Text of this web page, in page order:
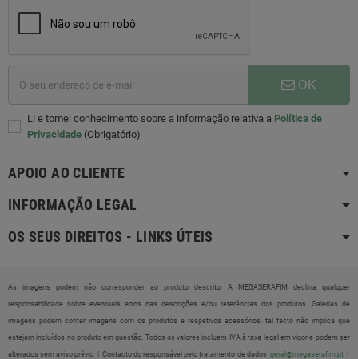
OK
Li e tomei conhecimento sobre a informação relativa a Política de
Privacidade (Obrigatório)
APOIO AO CLIENTE
INFORMAÇÃO LEGAL
OS SEUS DIREITOS - LINKS ÚTEIS
As imagens podem não corresponder ao produto descrito. A MEGASERAFIM declina qualquer
responsabilidade sobre eventuais erros nas descrições e/ou referências dos produtos. Galerias de
imagens podem conter imagens com os produtos e respetivos acessórios, tal facto não implica que
estejam incluídos no produto em questão. Todos os valores incluem IVA à taxa legal em vigor e podem ser
alterados sem aviso prévio | Contacto do responsável pelo tratamento de dados:geral@megaserafim.pt |